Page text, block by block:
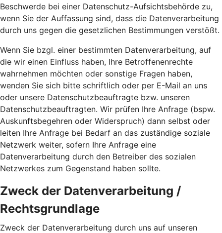
Beschwerde bei einer Datenschutz-Aufsichtsbehörde zu,
wenn Sie der Auffassung sind, dass die Datenverarbeitung
durch uns gegen die gesetzlichen Bestimmungen verstößt.
Wenn Sie bzgl. einer bestimmten Datenverarbeitung, auf
die wir einen Einfluss haben, Ihre Betroffenenrechte
wahrnehmen möchten oder sonstige Fragen haben,
wenden Sie sich bitte schriftlich oder per E-Mail an uns
oder unsere Datenschutzbeauftragte bzw. unseren
Datenschutzbeauftragten. Wir prüfen Ihre Anfrage (bspw.
Auskunftsbegehren oder Widerspruch) dann selbst oder
leiten Ihre Anfrage bei Bedarf an das zuständige soziale
Netzwerk weiter, sofern Ihre Anfrage eine
Datenverarbeitung durch den Betreiber des sozialen
Netzwerkes zum Gegenstand haben sollte.
Zweck der Datenverarbeitung /
Rechtsgrundlage
Zweck der Datenverarbeitung durch uns auf unseren